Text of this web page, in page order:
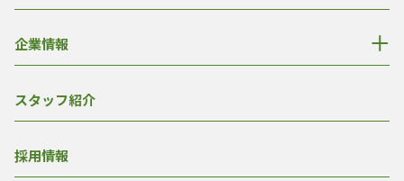
企業情報
スタッフ紹介
採用情報